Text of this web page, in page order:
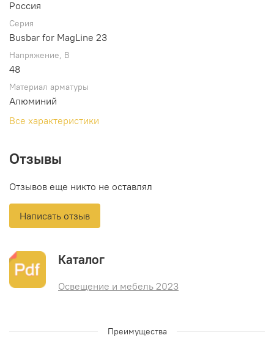
Россия
Серия
Busbar for MagLine 23
Напряжение, В
48
Материал арматуры
Алюминий
Все характеристики
Отзывы
Отзывов еще никто не оставлял
Написать отзыв
Каталог
Освещение и мебель 2023
Преимущества